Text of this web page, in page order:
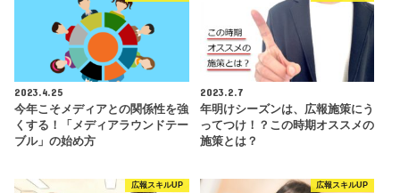
2023.4.25
今年こそメディアとの関係性を強
くする！「メディアラウンドテー
ブル」の始め方
2023.2.7
年明けシーズンは、広報施策にう
ってつけ！？この時期オススメの
施策とは？
広報スキルUP 広報スキルUP